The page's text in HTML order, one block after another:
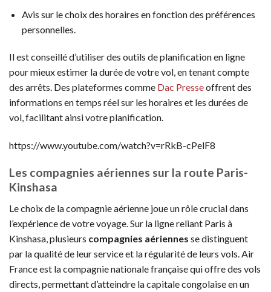
Avis sur le choix des horaires en fonction des préférences
personnelles.
Il est conseillé d’utiliser des outils de planification en ligne
pour mieux estimer la durée de votre vol, en tenant compte
des arrêts. Des plateformes comme Dac Presseoffrent des
informations en temps réel sur les horaires et les durées de
vol, facilitant ainsi votre planification.
https://www.youtube.com/watch?v=rRkB-cPelF8
Les compagnies aériennes sur la route Paris-
Kinshasa
Le choix de la compagnie aérienne joue un rôle crucial dans
l’expérience de votre voyage. Sur la ligne reliant Paris à
Kinshasa, plusieurs compagnies aériennes se distinguent
par la qualité de leur service et la régularité de leurs vols. Air
France est la compagnie nationale française qui offre des vols
directs, permettant d’atteindre la capitale congolaise en un